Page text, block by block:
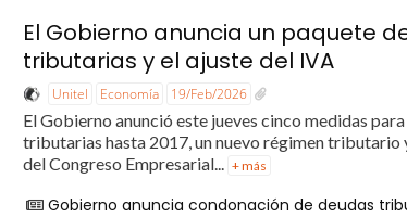
El Gobierno anuncia un paquete
tributarias y el ajuste del IVA
Unitel Economía 19/Feb/2026
El Gobierno anunció este jueves cinco medidas
tributarias hasta 2017, un nuevo régimen tributario
del Congreso Empresarial...
+ más
Gobierno anuncia condonación de deudas